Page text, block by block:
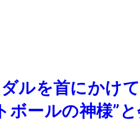
ルを首にかけ
ールの神様”と